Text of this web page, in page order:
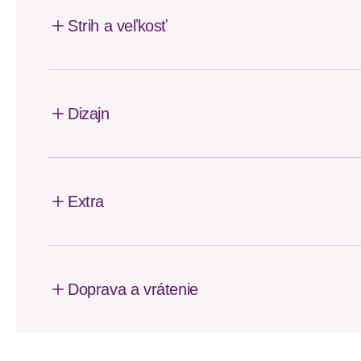
Strih a veľkosť
Dizajn
Extra
Doprava a vrátenie